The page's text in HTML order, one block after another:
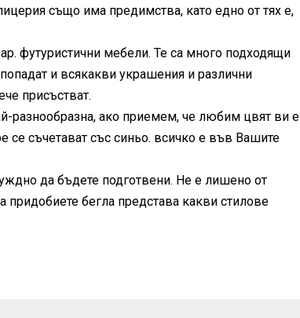
също има предимства, като едно от тях е,
футуристични мебели. Те са много подходящи
и всякакви украшения и различни
присъстват.
разнообразна, ако приемем, че любим цвят ви е
се съчетават със синьо. всичко е във Вашите
да бъдете подготвени. Не е лишено от
придобиете бегла представа какви стилове